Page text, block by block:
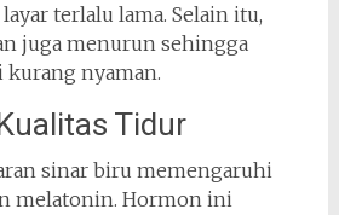
terlalu lama. Selain itu,
juga menurun sehingga
nyaman.
Tidur
sinar biru memengaruhi
melatonin. Hormon ini